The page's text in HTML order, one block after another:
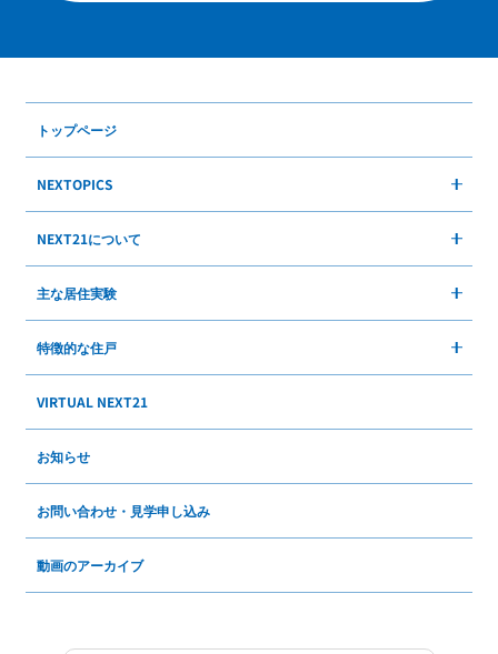
トップページ
NEXTOPICS
NEXT21について
主な居住実験
特徴的な住戸
VIRTUAL NEXT21
お知らせ
お問い合わせ・見学申し込み
動画のアーカイブ